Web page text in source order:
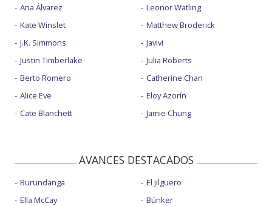
Ana Álvarez
Kate Winslet
J.K. Simmons
Justin Timberlake
Berto Romero
Alice Eve
Cate Blanchett
Leonor Watling
Matthew Broderick
Javivi
Julia Roberts
Catherine Chan
Eloy Azorín
Jamie Chung
AVANCES DESTACADOS
Burundanga
Ella McCay
El jilguero
Búnker